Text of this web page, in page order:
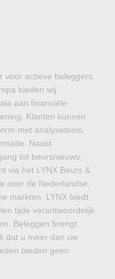
voor actieve beleggers.
bieden wij
aan financiële
Klanten kunnen
met analysetools,
Naast
tot beursnieuws,
via het LYNX Beurs &
over de Nederlandse,
markten. LYNX biedt
tijde verantwoordelijk
Beleggen brengt
dat u meer dan uw
bieden geen